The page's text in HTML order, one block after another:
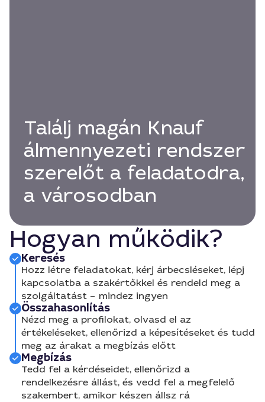
Találj magán Knauf
álmennyezeti rendszer
szerelőt a feladatodra,
a városodban
Hogyan működik?
Keresés
Hozz létre feladatokat, kérj árbecsléseket, lépj
kapcsolatba a szakértőkkel és rendeld meg a
szolgáltatást – mindez ingyen
Összahasonlítás
Nézd meg a profilokat, olvasd el az
értékeléseket, ellenőrizd a képesítéseket és tudd
meg az árakat a megbízás előtt
Megbízás
Tedd fel a kérdéseidet, ellenőrizd a
rendelkezésre állást, és vedd fel a megfelelő
szakembert, amikor készen állsz rá